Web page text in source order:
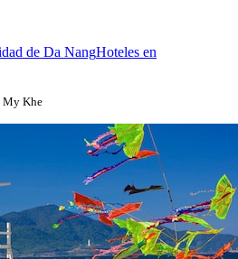
de Da NangHoteles en
My Khe